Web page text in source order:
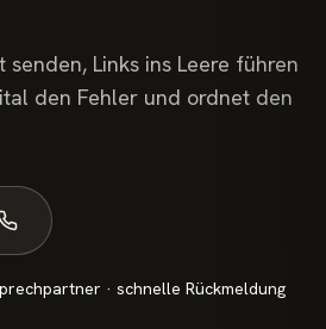
Links ins Leere führen
den Fehler und ordnet den
· schnelle Rückmeldung